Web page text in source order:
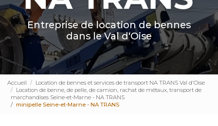
Entreprise de location de bennes
dans le Val d'Oise
Accueil
Location de bennes et services de transport NA TRANS Val d'Oise
Location de benne, de pelle, de camion, rachat de métaux, transport de
marchandises Seine-et-Marne - NA TRANS
minipelle Seine-et-Marne - NA TRANS